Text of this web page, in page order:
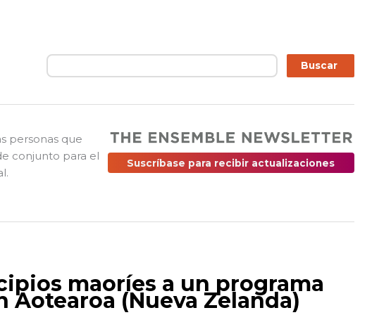
Buscar Buscar
personas que
conjunto para el
Suscríbase para recibir actualizaciones
maoríes a un programa
Aotearoa (Nueva Zelanda)